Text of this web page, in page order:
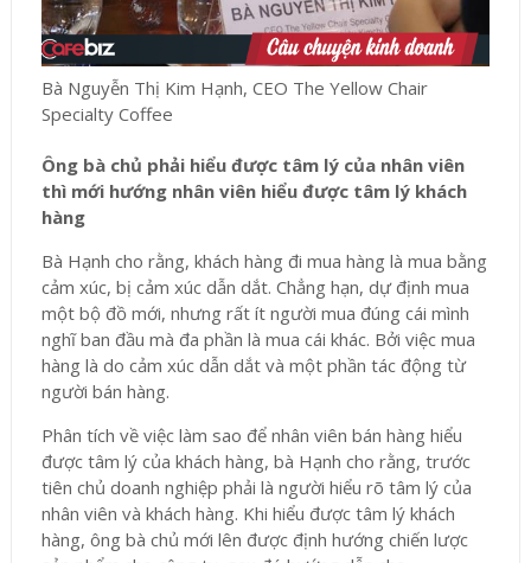
Bà Nguyễn Thị Kim Hạnh, CEO The Yellow Chair
Specialty Coffee
Ông bà chủ phải hiểu được tâm lý của nhân viên
thì mới hướng nhân viên hiểu được tâm lý khách
hàng
Bà Hạnh cho rằng, khách hàng đi mua hàng là mua bằng
cảm xúc, bị cảm xúc dẫn dắt. Chẳng hạn, dự định mua
một bộ đồ mới, nhưng rất ít người mua đúng cái mình
nghĩ ban đầu mà đa phần là mua cái khác. Bởi việc mua
hàng là do cảm xúc dẫn dắt và một phần tác động từ
người bán hàng.
Phân tích về việc làm sao để nhân viên bán hàng hiểu
được tâm lý của khách hàng, bà Hạnh cho rằng, trước
tiên chủ doanh nghiệp phải là người hiểu rõ tâm lý của
nhân viên và khách hàng. Khi hiểu được tâm lý khách
hàng, ông bà chủ mới lên được định hướng chiến lược